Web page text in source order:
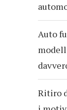
Auto
Ritiro